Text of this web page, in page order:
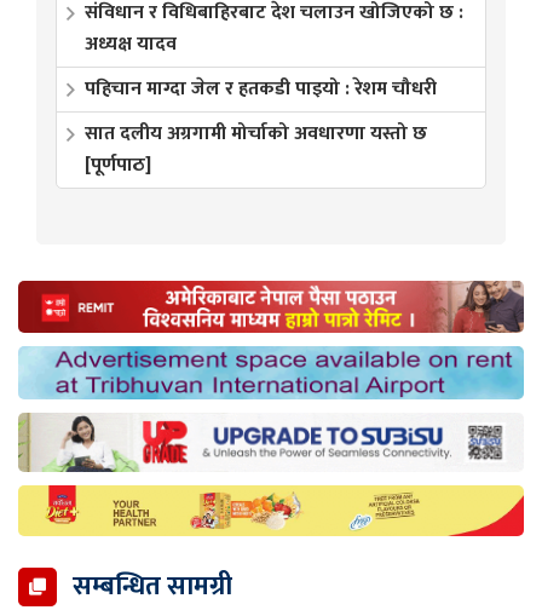
संविधान र विधिबाहिरबाट देश चलाउन खोजिएको छ :
अध्यक्ष यादव
पहिचान माग्दा जेल र हतकडी पाइयो : रेशम चौधरी
सात दलीय अग्रगामी मोर्चाको अवधारणा यस्तो छ
[पूर्णपाठ]
सम्बन्धित सामग्री